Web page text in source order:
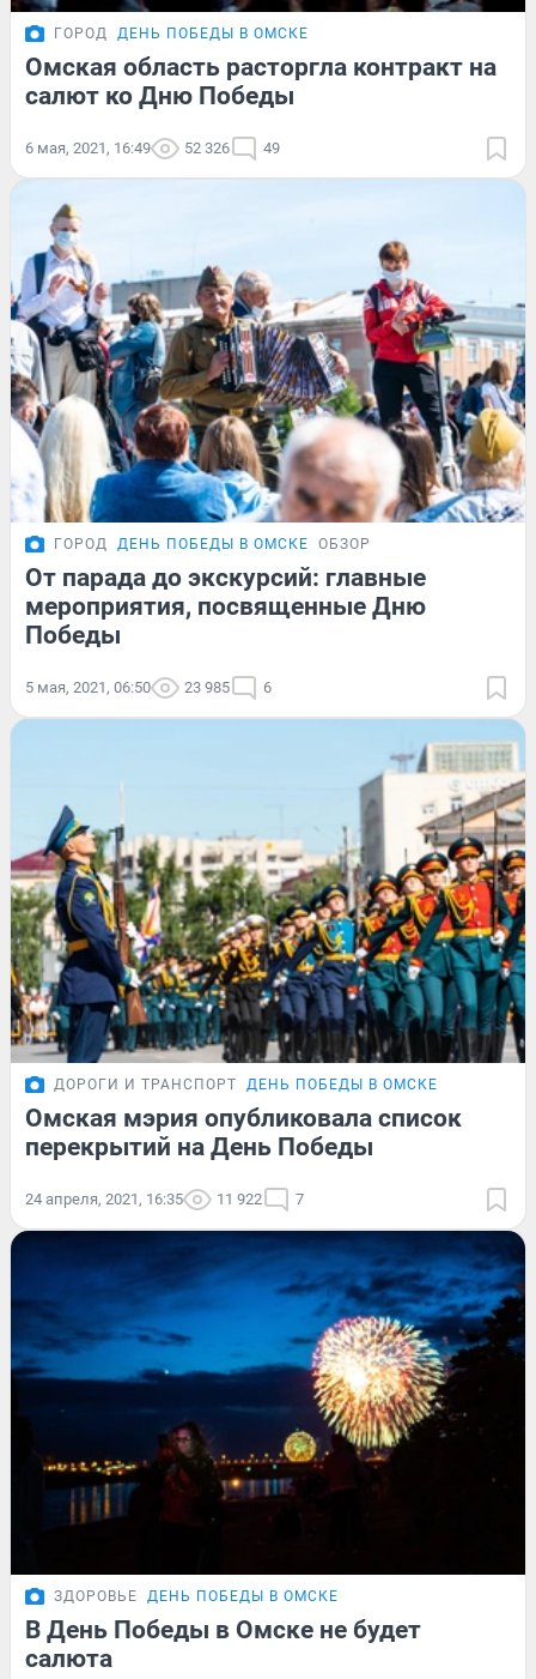
ГОРОД ДЕНЬ ПОБЕДЫ В ОМСКЕ
Омская область расторгла контракт на
салют ко Дню Победы
6 мая, 2021, 16:49 52 326 49
ГОРОД ДЕНЬ ПОБЕДЫ В ОМСКЕ ОБЗОР
От парада до экскурсий: главные
мероприятия, посвященные Дню
Победы
5 мая, 2021, 06:50 23 985 6
ДОРОГИ И ТРАНСПОРТ ДЕНЬ ПОБЕДЫ В ОМСКЕ
Омская мэрия опубликовала список
перекрытий на День Победы
24 апреля, 2021, 16:35 11 922 7
ЗДОРОВЬЕ ДЕНЬ ПОБЕДЫ В ОМСКЕ
В День Победы в Омске не будет
салюта